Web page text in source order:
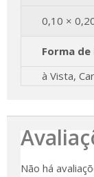
0,10 ×
Forma
à Vista,
Não há